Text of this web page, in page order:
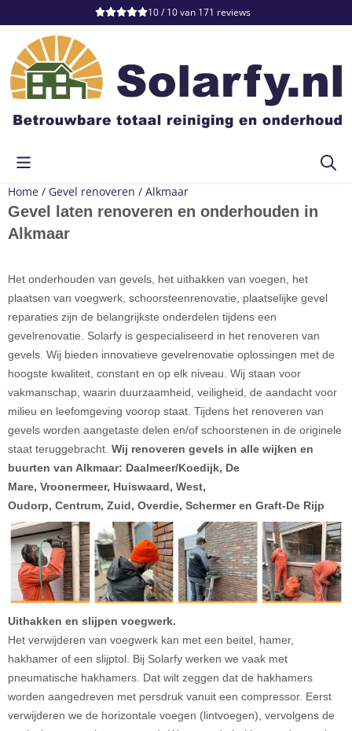
Cookievoorkeuren zijn momenteel gesloten.
10 / 10van 171 reviews
Home / Gevel renoveren / Alkmaar
Gevel laten renoveren en onderhouden in
Alkmaar
Het onderhouden van gevels, het uithakken van voegen, het
plaatsen van voegwerk, schoorsteenrenovatie, plaatselijke gevel
reparaties zijn de belangrijkste onderdelen tijdens een
gevelrenovatie. Solarfy is gespecialiseerd in het renoveren van
gevels. Wij bieden innovatieve gevelrenovatie oplossingen met de
hoogste kwaliteit, constant en op elk niveau. Wij staan voor
vakmanschap, waarin duurzaamheid, veiligheid, de aandacht voor
milieu en leefomgeving voorop staat. Tijdens het renoveren van
gevels worden aangetaste delen en/of schoorstenen in de originele
staat teruggebracht. Wij renoveren gevels in alle wijken en
buurten van Alkmaar: Daalmeer/Koedijk, De
Mare, Vroonermeer, Huiswaard, West,
Oudorp, Centrum, Zuid, Overdie, Schermer en Graft-De Rijp
Uithakken en slijpen voegwerk.
Het verwijderen van voegwerk kan met een beitel, hamer,
hakhamer of een slijptol. Bij Solarfy werken we vaak met
pneumatische hakhamers. Dat wilt zeggen dat de hakhamers
worden aangedreven met persdruk vanuit een compressor. Eerst
verwijderen we de horizontale voegen (lintvoegen), vervolgens de